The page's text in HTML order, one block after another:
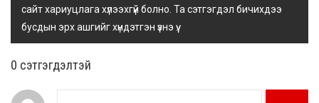
сайт хариуцлага хүлээхгүй болно. Та сэтгэгдэл бичихдээ
бусдын эрх ашгийг хүндэтгэн үзнэ үү.
0 cэтгэгдэлтэй